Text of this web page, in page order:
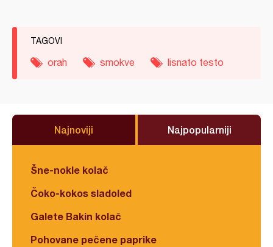
TAGOVI
orah smokve lisnato testo
Najnoviji Najpopularniji
Šne-nokle kolač
Čoko-kokos sladoled
Galete Bakin kolač
Pohovane pečene paprike